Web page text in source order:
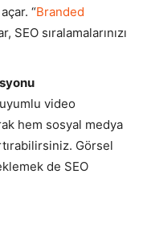
“Branded
SEO sıralamalarınızı
video
hem sosyal medya
Görsel
de SEO